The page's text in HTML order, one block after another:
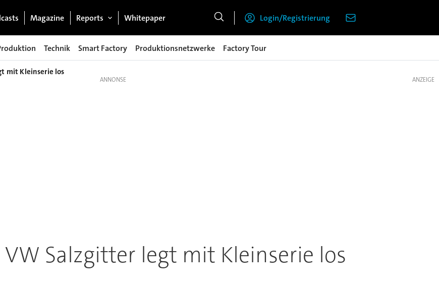
Magazine Reports Whitepaper Login/Registrierung
Technik Smart Factory Produktionsnetzwerke Factory Tour
mit Kleinserie los
Salzgitter legt mit Kleinserie los
ANZEIGE